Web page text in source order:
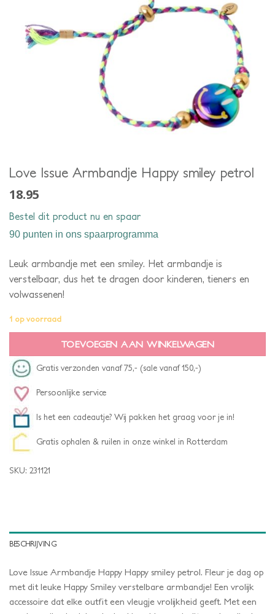
Love Issue Armbandje Happy smiley petrol
18.95
Bestel dit product nu en spaar
90 punten in ons spaarprogramma
Leuk armbandje met een smiley. Het armbandje is
verstelbaar, dus het te dragen door kinderen, tieners en
volwassenen!
1 op voorraad
TOEVOEGEN AAN WINKELWAGEN
Gratis verzonden vanaf 75,- (sale vanaf 150,-)
Persoonlijke service
Is het een cadeautje? Wij pakken het graag voor je in!
Gratis ophalen & ruilen in onze winkel in Rotterdam
SKU: 231121
BESCHRIJVING
Love Issue Armbandje Happy Happy smiley petrol. Fleur je dag op
met dit leuke Happy Smiley verstelbare armbandje! Een vrolijk
accessoire dat elke outfit een vleugje vrolijkheid geeft. Met een